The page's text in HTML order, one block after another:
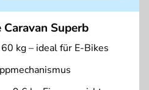
Superb
kg – ideal für E-Bikes